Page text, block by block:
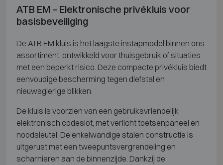
ATB EM – Elektronische privékluis voor
basisbeveiliging
De ATB EM kluis is het laagste instapmodel binnen ons
assortiment, ontwikkeld voor thuisgebruik of situaties
met een beperkt risico. Deze compacte privékluis biedt
eenvoudige bescherming tegen diefstal en
nieuwsgierige blikken.
De kluis is voorzien van een gebruiksvriendelijk
elektronisch codeslot, met verlicht toetsenpaneel en
noodsleutel. De enkelwandige stalen constructie is
uitgerust met een tweepuntsvergrendeling en
scharnieren aan de binnenzijde. Dankzij de